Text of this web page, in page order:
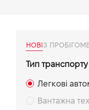
НОВІЗ ПРОБІГОМ
Тип транспорту
Легкові
Вантажна